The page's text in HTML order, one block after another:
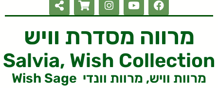
מרווה מסדרת וויש
Salvia, Wish Collection
Wish Sage מרוות וויש, מרוות וונדי